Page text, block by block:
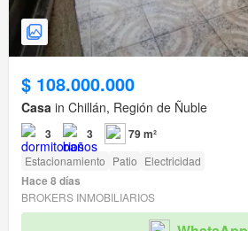
$ 108.000.000
Casa in Chillán, Región de Ñuble
3 3 79 m²
Estacionamiento Patio Electricidad
Hace 8 días
BROKERS INMOBILIARIOS